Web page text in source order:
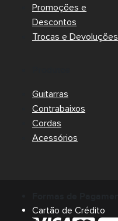
Promoções e
Descontos
Trocas e Devoluções
Guitarras
Contrabaixos
Cordas
Acessórios
Cartão de Crédito